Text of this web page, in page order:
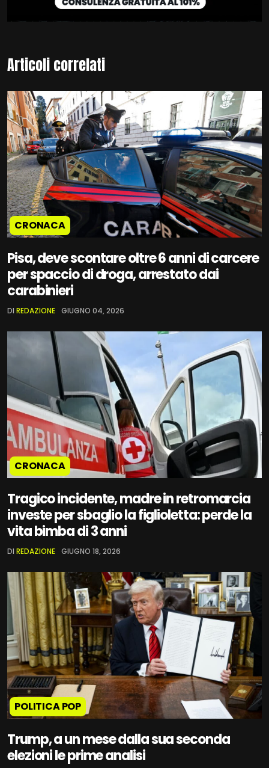
Articoli correlati
CRONACA
Pisa, deve scontare oltre 6 anni di carcere
per spaccio di droga, arrestato dai
carabinieri
DI REDAZIONE GIUGNO 04, 2026
CRONACA
Tragico incidente, madre in retromarcia
investe per sbaglio la figlioletta: perde la
vita bimba di 3 anni
DI REDAZIONE GIUGNO 18, 2026
POLITICA POP
Trump, a un mese dalla sua seconda
elezioni le prime analisi